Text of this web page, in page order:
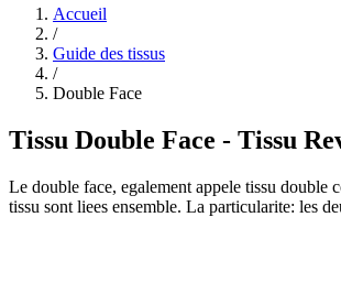
Accueil
/
Guide des tissus
/
Double Face
Tissu Double Face - Tissu
Le double face, egalement appele tissu double
tissu sont liees ensemble. La particularite: les